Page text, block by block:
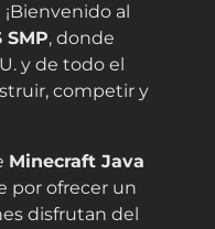
al
SMP, donde
y de todo el
competir y
Minecraft Java
por ofrecer un
disfrutan del